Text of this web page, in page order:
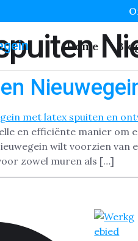
Home
en efficiënte manier om
wilt voorzien
zowel muren als […]